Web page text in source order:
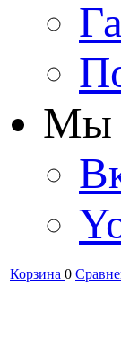
Мы
Корзина 0